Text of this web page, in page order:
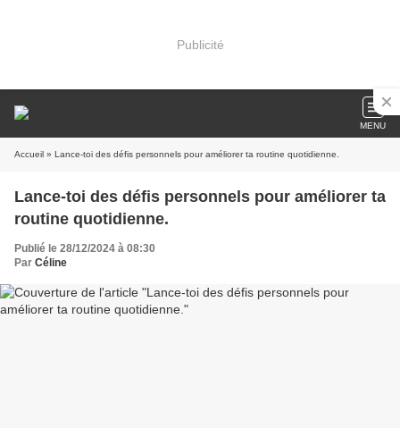
Publicité
MENU
Accueil » Lance-toi des défis personnels pour améliorer ta routine quotidienne.
Lance-toi des défis personnels pour améliorer ta
routine quotidienne.
Publié le 28/12/2024 à 08:30
Par Céline